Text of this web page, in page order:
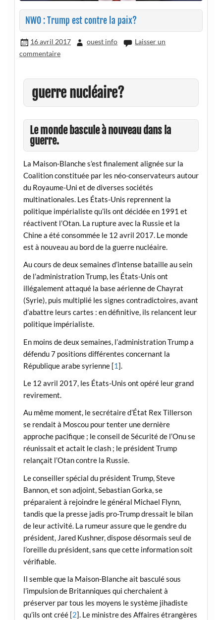
NWO : Trump est contre la paix?
16 avril 2017 ouest info
Laisser un
commentaire
guerre nucléaire?
Le monde bascule à nouveau dans la
guerre.
La Maison-Blanche s’est finalement alignée sur la
Coalition constituée par les néo-conservateurs autour
du Royaume-Uni et de diverses sociétés
multinationales. Les États-Unis reprennent la
politique impérialiste qu’ils ont décidée en 1991 et
réactivent l’Otan. La rupture avec la Russie et la
Chine a été consommée le 12 avril 2017. Le monde
est à nouveau au bord de la guerre nucléaire.
Au cours de deux semaines d’intense bataille au sein
de l’administration Trump, les États-Unis ont
illégalement attaqué la base aérienne de Chayrat
(Syrie), puis multiplié les signes contradictoires, avant
d’abattre leurs cartes : en définitive, ils relancent leur
politique impérialiste.
En moins de deux semaines, l’administration Trump a
défendu 7 positions différentes concernant la
République arabe syrienne [1].
Le 12 avril 2017, les États-Unis ont opéré leur grand
revirement.
Au même moment, le secrétaire d’État Rex Tillerson
se rendait à Moscou pour tenter une dernière
approche pacifique ; le conseil de Sécurité de l’Onu se
réunissait et actait le clash ; le président Trump
relançait l’Otan contre la Russie.
Le conseiller spécial du président Trump, Steve
Bannon, et son adjoint, Sebastian Gorka, se
préparaient à rejoindre le général Michael Flynn,
tandis que la presse jadis pro-Trump dressait le bilan
de leur activité. La rumeur assure que le gendre du
président, Jared Kushner, dispose désormais seul de
l’oreille du président, sans que cette information soit
vérifiable.
Il semble que la Maison-Blanche ait basculé sous
l’impulsion de Britanniques qui cherchaient à
préserver par tous les moyens le système jihadiste
qu’ils ont créé [2]. Le ministre des Affaires étrangères